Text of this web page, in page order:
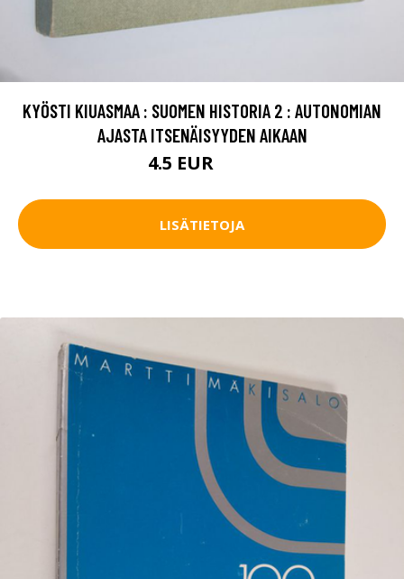
KYÖSTI KIUASMAA : SUOMEN HISTORIA 2 : AUTONOMIAN
AJASTA ITSENÄISYYDEN AIKAAN
4.5 EUR
LISÄTIETOJA